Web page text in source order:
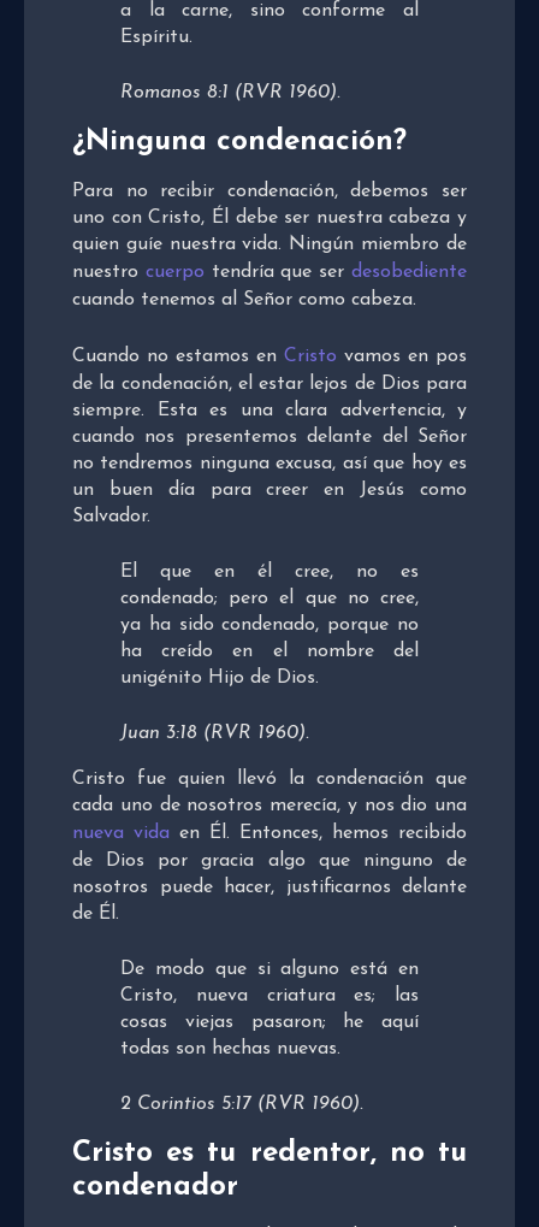
a la carne, sino conforme al
Espíritu.
Romanos 8:1 (RVR 1960).
¿Ninguna condenación?
Para no recibir condenación, debemos ser
uno con Cristo, Él debe ser nuestra cabeza y
quien guíe nuestra vida. Ningún miembro de
nuestro cuerpo tendría que serdesobediente
cuando tenemos al Señor como cabeza.
Cuando no estamos en Cristo vamos en pos
de la condenación, el estar lejos de Dios para
siempre. Esta es una clara advertencia, y
cuando nos presentemos delante del Señor
no tendremos ninguna excusa, así que hoy es
un buen día para creer en Jesús como
Salvador.
El que en él cree, no es
condenado; pero el que no cree,
ya ha sido condenado, porque no
ha creído en el nombre del
unigénito Hijo de Dios.
Juan 3:18 (RVR 1960).
Cristo fue quien llevó la condenación que
cada uno de nosotros merecía, y nos dio una
nueva vida en Él. Entonces, hemos recibido
de Dios por gracia algo que ninguno de
nosotros puede hacer, justificarnos delante
de Él.
De modo que si alguno está en
Cristo, nueva criatura es; las
cosas viejas pasaron; he aquí
todas son hechas nuevas.
2 Corintios 5:17 (RVR 1960).
Cristo es tu redentor, no tu
condenador